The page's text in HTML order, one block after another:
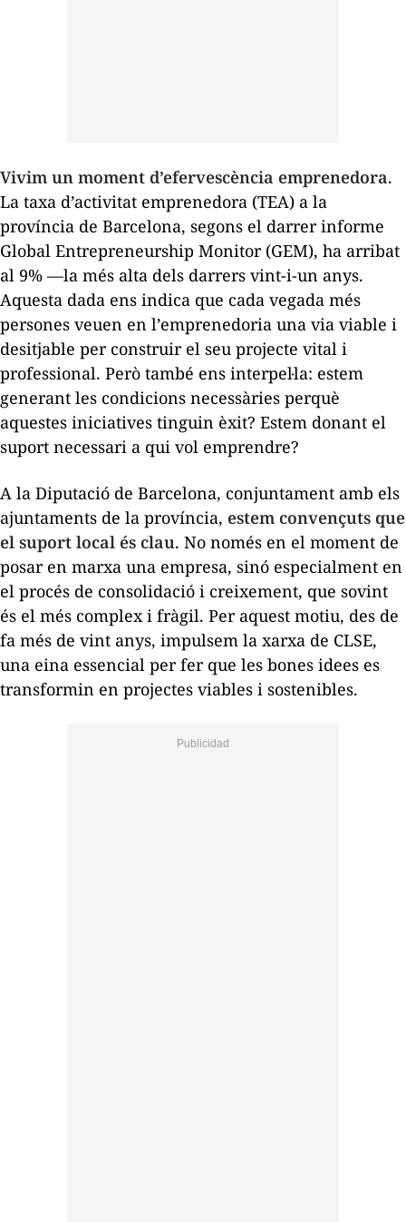
Vivim un moment d’efervescència emprenedora.
La taxa d’activitat emprenedora (TEA) a la
província de Barcelona, segons el darrer informe
Global Entrepreneurship Monitor(GEM), ha arribat
al 9% —la més alta dels darrers vint-i-un anys.
Aquesta dada ens indica que cada vegada més
persones veuen en l’emprenedoria una via viable i
desitjable per construir el seu projecte vital i
professional. Però també ens interpel·la: estem
generant les condicions necessàries perquè
aquestes iniciatives tinguin èxit? Estem donant el
suport necessari a qui vol emprendre?
A la Diputació de Barcelona, conjuntament amb els
ajuntaments de la província, estem convençuts que
el suport local és clau. No només en el moment de
posar en marxa una empresa, sinó especialment en
el procés de consolidació i creixement, que sovint
és el més complex i fràgil. Per aquest motiu, des de
fa més de vint anys, impulsem la xarxa de CLSE,
una eina essencial per fer que les bones idees es
transformin en projectes viables i sostenibles.